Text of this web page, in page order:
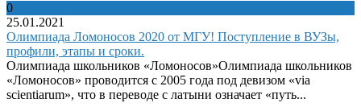
0
25.01.2021
Олимпиада Ломоносов 2020 от МГУ! Поступление в ВУЗы,
профили, этапы и сроки.
Олимпиада школьников «Ломоносов»Олимпиада школьников
«Ломоносов» проводится с 2005 года под девизом «via
scientiarum», что в переводе с латыни означает «путь...